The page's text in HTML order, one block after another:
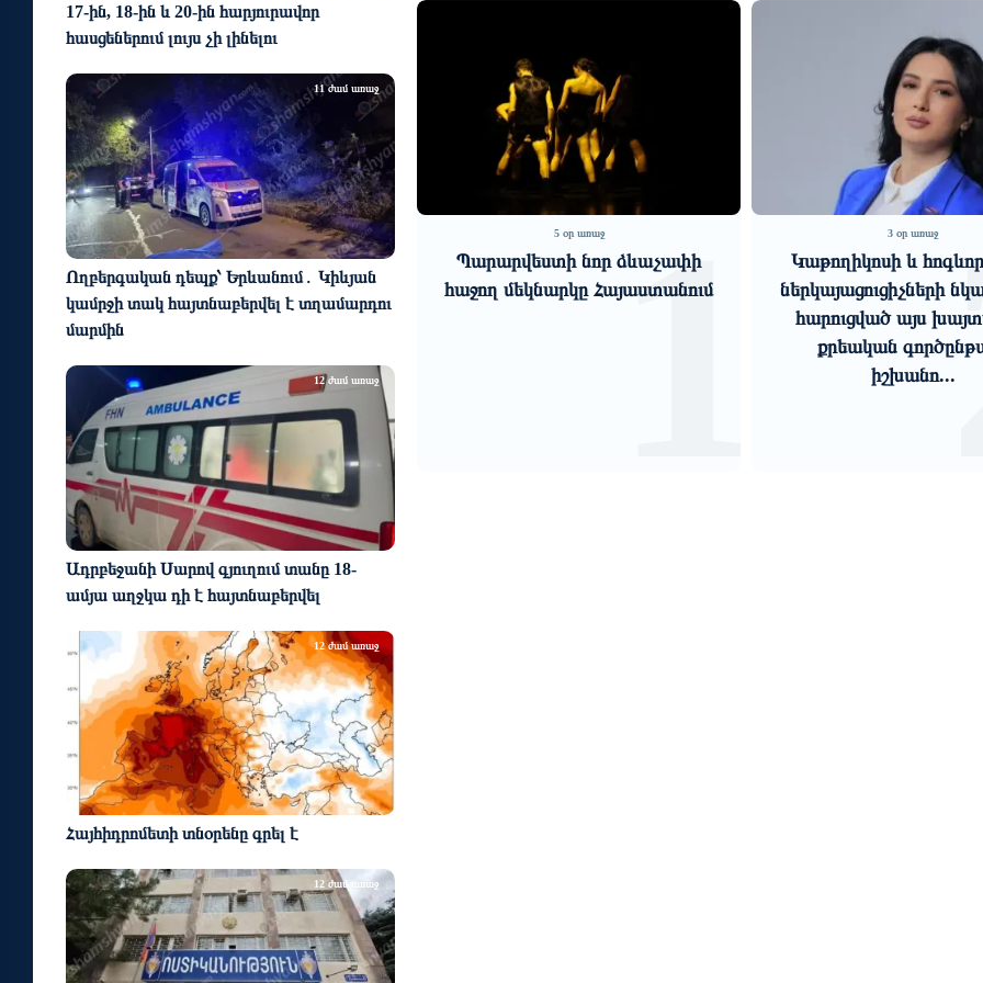
17-ին, 18-ին և 20-ին հարյուրավոր
հասցեներում լույս չի լինելու
Ողբերգական դեպք՝ Երևանում․ Կիևյան
կամրջի տակ հայտնաբերվել է տղամարդու
մարմին
11 ժամ առաջ
Ադրբեջանի Սարով գյուղում տանը 18-
ամյա աղջկա դի է հայտնաբերվել
12 ժամ առաջ
Հայհիդրոմետի տնօրենը գրել է
12 ժամ առաջ
12 ժամ առաջ
5 օր առաջ
Պարարվեստի նոր ձևաչափի
հաջող մեկնարկը Հայաստանում
1 3 օր առաջ
Կաթողիկոսի և հոգևոր դասի
ներկայացուցիչների նկատմամբ
2 6 օր առաջ
Մեր խնդիրն է
կարգավորել
ապահովել սահմանի
առանց